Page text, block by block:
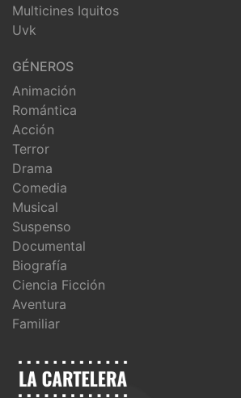
Multicines Iquitos
Uvk
GÉNEROS
Animación
Romántica
Acción
Terror
Drama
Comedia
Musical
Suspenso
Documental
Biografía
Ciencia Ficción
Aventura
Familiar